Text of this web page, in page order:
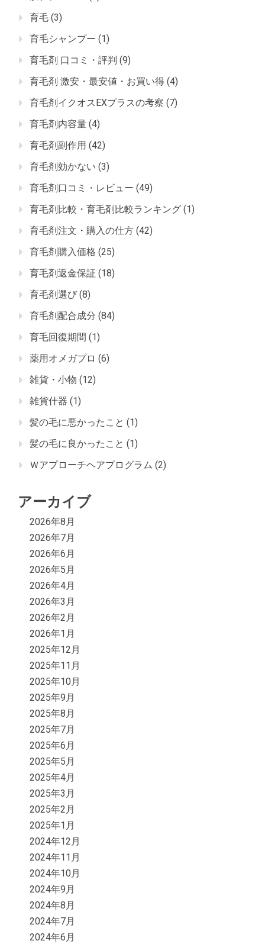
育毛 (3)
育毛シャンプー (1)
育毛剤 口コミ・評判 (9)
育毛剤 激安・最安値・お買い得 (4)
育毛剤イクオスEXプラスの考察 (7)
育毛剤内容量 (4)
育毛剤副作用 (42)
育毛剤効かない (3)
育毛剤口コミ・レビュー (49)
育毛剤比較・育毛剤比較ランキング (1)
育毛剤注文・購入の仕方 (42)
育毛剤購入価格 (25)
育毛剤返金保証 (18)
育毛剤選び (8)
育毛剤配合成分 (84)
育毛回復期間 (1)
薬用オメガプロ (6)
雑貨・小物 (12)
雑貨什器 (1)
髪の毛に悪かったこと (1)
髪の毛に良かったこと (1)
Ｗアプローチヘアプログラム (2)
アーカイブ
2026年8月
2026年7月
2026年6月
2026年5月
2026年4月
2026年3月
2026年2月
2026年1月
2025年12月
2025年11月
2025年10月
2025年9月
2025年8月
2025年7月
2025年6月
2025年5月
2025年4月
2025年3月
2025年2月
2025年1月
2024年12月
2024年11月
2024年10月
2024年9月
2024年8月
2024年7月
2024年6月